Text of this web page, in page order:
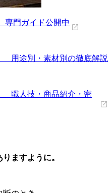
門ガイド公開中
別・素材別の徹底解説
技・商品紹介・密
ますように。